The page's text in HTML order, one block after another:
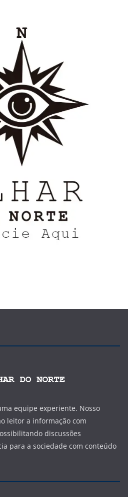
equipe experiente. Nosso
leitor a informação com
discussões
para a sociedade com conteúdo